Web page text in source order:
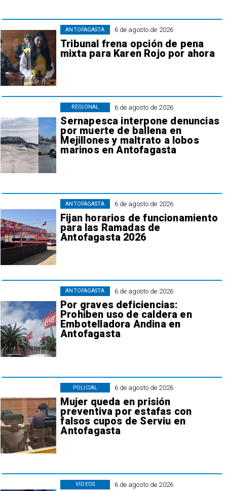
6 de agosto de 2026
Tribunal frena opción de pena
mixta para Karen Rojo por ahora
ANTOFAGASTA
6 de agosto de 2026
Sernapesca interpone denuncias
por muerte de ballena en
Mejillones y maltrato a lobos
marinos en Antofagasta
REGIONAL
6 de agosto de 2026
Fijan horarios de funcionamiento
para las Ramadas de
Antofagasta 2026
ANTOFAGASTA
6 de agosto de 2026
Por graves deficiencias:
Prohiben uso de caldera en
Embotelladora Andina en
Antofagasta
ANTOFAGASTA
6 de agosto de 2026
Mujer queda en prisión
preventiva por estafas con
falsos cupos de Serviu en
Antofagasta
POLICIAL
6 de agosto de 2026
VIDEOS